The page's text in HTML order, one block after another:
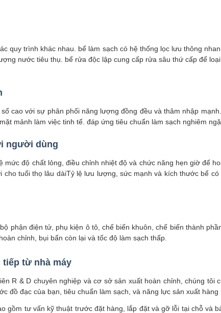
quy trình khác nhau. bể làm sạch có hệ thống lọc lưu thông
nước tiêu thụ. bể rửa độc lập cung cấp rửa sâu thứ cấp để
cao với sự phân phối năng lượng đồng đều và thâm nhập
mảnh làm việc tinh tế. đáp ứng tiêu chuẩn làm sạch nghiêm
người dùng
mức độ chất lỏng, điều chỉnh nhiệt độ và chức năng hẹn giờ để
cho tuổi thọ lâu dàiTỷ lệ lưu lượng, sức mạnh và kích thước bể
phận điện tử, phụ kiện ô tô, chế biến khuôn, chế biến thành
chỉnh, bụi bẩn còn lại và tốc độ làm sạch thấp.
từ nhà máy
R & D chuyên nghiệp và cơ sở sản xuất hoàn chỉnh, chúng
đồ đạc của bạn, tiêu chuẩn làm sạch, và năng lực sản xuất hàng
gồm tư vấn kỹ thuật trước đặt hàng, lắp đặt và gỡ lỗi tại chỗ và